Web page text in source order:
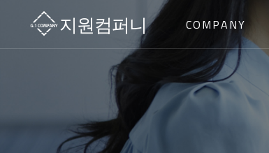
COMPANY